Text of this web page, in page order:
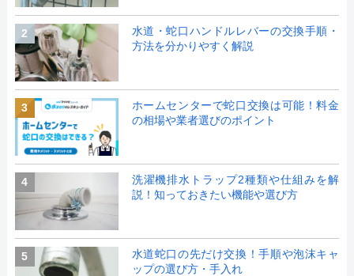
2
水道・蛇口ハンドルレバーの交換手順・
方法を分かりやすく解説
3
ホームセンターで蛇口交換は可能！料金
の相場や業者選びのポイント
4
洗濯機排水トラップ2種類や仕組みを解
説！知っておきたい機能や選び方
5
水道蛇口の先だけ交換！手順や泡沫キャ
ップの選び方・手入れ